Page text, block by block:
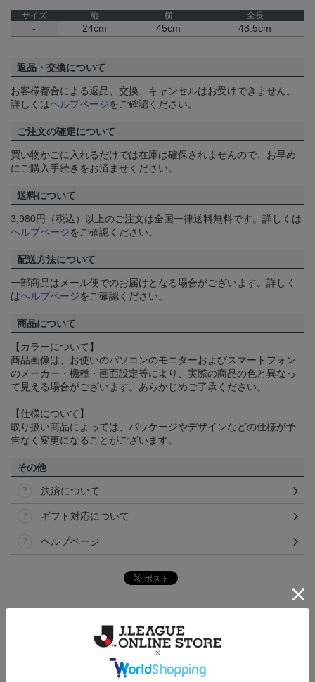
サイズ 縦 横 全長
- 24cm 45cm 48.5cm
返品・交換について
お客様都合による返品、交換、キャンセルはお受けできません。
詳しくはヘルプページをご確認ください。
ご注文の確定について
買い物かごに入れるだけでは在庫は確保されませんので、お早め
にご購入手続きをお済ませください。
送料について
3,980円（税込）以上のご注文は全国一律送料無料です。詳しくは
ヘルプページをご確認ください。
配送方法について
一部商品はメール便でのお届けとなる場合がございます。詳しく
はヘルプページをご確認ください。
商品について
【カラーについて】
商品画像は、お使いのパソコンのモニターおよびスマートフォン
のメーカー・機種・画面設定等により、実際の商品の色と異なっ
て見える場合がございます。あらかじめご了承ください。
【仕様について】
取り扱い商品によっては、パッケージやデザインなどの仕様が予
告なく変更になることがございます。
その他
決済について
ギフト対応について
ヘルプページ
こだわりのデザインに注目！タオルマフラーは応援